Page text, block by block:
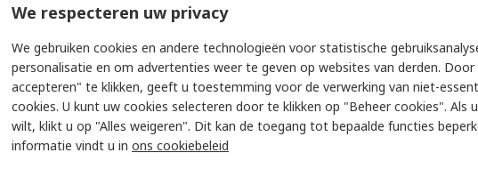
Grommet Type
Panel Hole Diameter 22mm
Material Polyvinyl Chloride
Colour Black
We respecteren uw privacy
We gebruiken cookies en andere technologieën voor statistische
personalisatie en om advertenties weer te geven op websites van derden. Door
accepteren" te klikken, geeft u toestemming voor de verwerking van niet-
cookies. U kunt uw cookies selecteren door te klikken op "Beheer cookies". Als
wilt, klikt u op "Alles weigeren". Dit kan de toegang tot bepaalde functies
informatie vindt u in ons cookiebeleid